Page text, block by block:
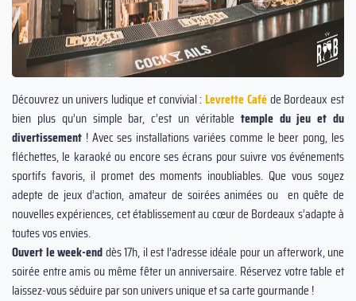
Découvrez un univers ludique et convivial :Levrette Caféde Bordeaux est
bien plus qu’un simple bar, c’est un véritable temple du jeu et du
divertissement ! Avec ses installations variées comme le beer pong, les
fléchettes, le karaoké ou encore ses écrans pour suivre vos événements
sportifs favoris, il promet des moments inoubliables. Que vous soyez
adepte de jeux d’action, amateur de soirées animées ou en quête de
nouvelles expériences, cet établissement au cœur de Bordeaux s’adapte à
toutes vos envies.
Ouvert le week-enddès 17h, il est l’adresse idéale pour un afterwork, une
soirée entre amis ou même fêter un anniversaire. Réservez votre table et
laissez-vous séduire par son univers unique et sa carte gourmande !